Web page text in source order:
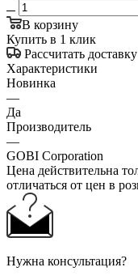
В корзину
Купить в 1 клик
Рассчитать доставку
Характеристики
Новинка
—
Да
Производитель
—
GOBI Corporation
Цена действительна
отличаться от цен в
Нужна консультация?